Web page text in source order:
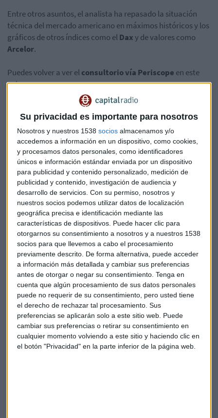
Su privacidad es importante para nosotros
Nosotros y nuestros 1538 socios almacenamos y/o
accedemos a información en un dispositivo, como cookies,
y procesamos datos personales, como identificadores
únicos e información estándar enviada por un dispositivo
para publicidad y contenido personalizado, medición de
publicidad y contenido, investigación de audiencia y
desarrollo de servicios. Con su permiso, nosotros y
nuestros socios podemos utilizar datos de localización
geográfica precisa e identificación mediante las
características de dispositivos. Puede hacer clic para
otorgarnos su consentimiento a nosotros y a nuestros 1538
socios para que llevemos a cabo el procesamiento
previamente descrito. De forma alternativa, puede acceder
a información más detallada y cambiar sus preferencias
antes de otorgar o negar su consentimiento. Tenga en
cuenta que algún procesamiento de sus datos personales
puede no requerir de su consentimiento, pero usted tiene
el derecho de rechazar tal procesamiento. Sus
preferencias se aplicarán solo a este sitio web. Puede
cambiar sus preferencias o retirar su consentimiento en
cualquier momento volviendo a este sitio y haciendo clic en
el botón "Privacidad" en la parte inferior de la página web.
Entre otros asuntos, el analista ha repasado la situación
técnica del mercado americano en máximos históricos y los
gráficos de otros índices como elDaxy de valores como
Arcelor.
Puedes volver a ver elconsultorio vía Periscope en este
enlace:
Consultorio de bolsa con Gerardo Ortega
en
#MercadoAbierto
https://t.co/uMhK9DkfvE
— CAPITAL RADIO (@CAPITALRADIOB)
15 de febrero de 2017
Ibex 35 Dólar Dow jones Dax
CMC Markets Gerardo ortega
Suscríbete a nuestros boletines